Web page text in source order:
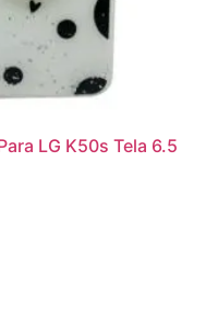
LG K50s Tela 6.5